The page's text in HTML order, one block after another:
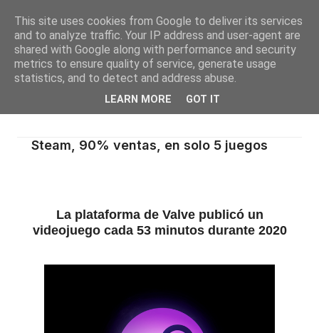
Steam, 90% ventas, en solo 5 juegos
La plataforma de Valve publicó un
videojuego cada 53 minutos durante 2020
This site uses cookies from Google to deliver its services
and to analyze traffic. Your IP address and user-agent are
shared with Google along with performance and security
metrics to ensure quality of service, generate usage
statistics, and to detect and address abuse.
LEARN MORE GOT IT